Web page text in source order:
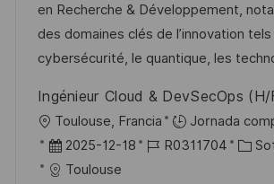
a
c
i
n
h
a
d
p
u
b
e
e
m
e
o
e
g
o
í
a
en Recherche & Développement,
des domaines clés de l’innovation tels
cybersécurité, le quantique, les
Ingénieur Cloud & DevSecOps (H/
U
b
Toulouse, Francia
Jornada
F
e
2025-12-18
I
R0311704
C
Toulouse